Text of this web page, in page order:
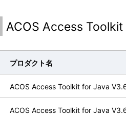
ACOS Access
プロダクト名
ACOS Access Toolkit for Java
ACOS Access Toolkit for Java